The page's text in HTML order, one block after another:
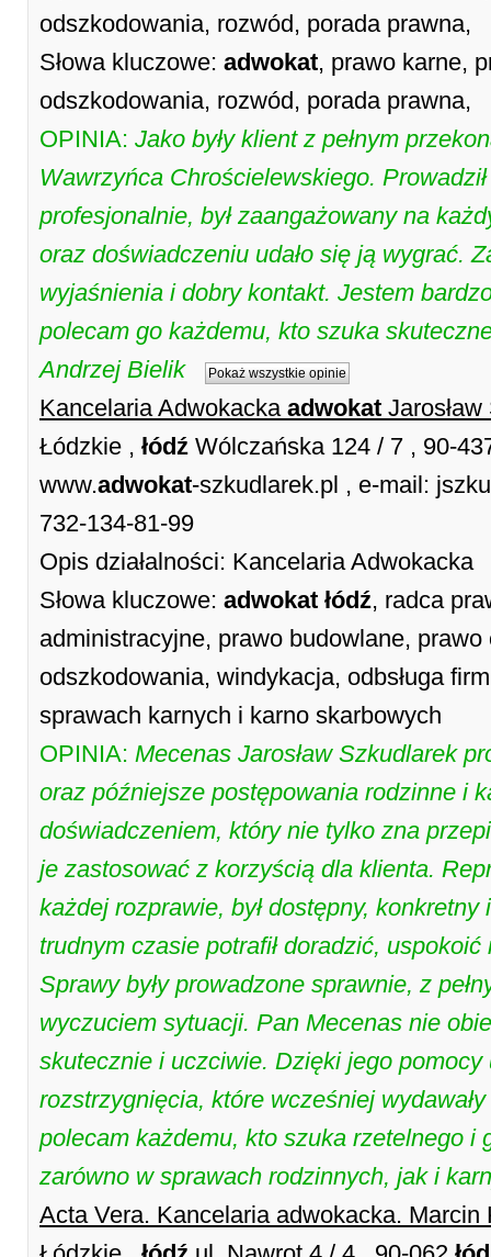
odszkodowania, rozwód, porada prawna,
Słowa kluczowe: adwokat, prawo karne,
odszkodowania, rozwód, porada prawna,
OPINIA: Jako były klient z pełnym
Wawrzyńca Chrościelewskiego.
profesjonalnie, był zaangażowany na
oraz doświadczeniu udało się ją wygrać.
wyjaśnienia i dobry kontakt. Jestem
polecam go każdemu, kto szuka
Andrzej Bielik
Pokaż wszystkie opinie
Kancelaria Adwokacka adwokat
Łódzkie , łódź Wólczańska 124 / 7 , 90-
www.adwokat-szkudlarek.pl , e-mail:
732-134-81-99
Opis działalności: Kancelaria Adwokacka
Słowa kluczowe: adwokat łódź, radca
administracyjne, prawo budowlane, prawo
odszkodowania, windykacja, odbsługa
sprawach karnych i karno skarbowych
OPINIA: Mecenas Jarosław Szkudlarek
oraz późniejsze postępowania rodzinne i
doświadczeniem, który nie tylko zna
je zastosować z korzyścią dla klienta.
każdej rozprawie, był dostępny,
trudnym czasie potrafił doradzić,
Sprawy były prowadzone sprawnie, z
wyczuciem sytuacji. Pan Mecenas nie
skutecznie i uczciwie. Dzięki jego pomocy
rozstrzygnięcia, które wcześniej
polecam każdemu, kto szuka rzetelnego i
zarówno w sprawach rodzinnych, jak i
Acta Vera. Kancelaria adwokacka.